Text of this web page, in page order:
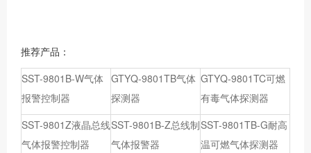
推荐产品：
SST-9801B-W气体
报警控制器
GTYQ-9801TB气体
探测器
GTYQ-9801TC可燃
有毒气体探测器
SST-9801Z液晶总线
气体报警控制器
SST-9801B-Z总线制
气体报警器
SST-9801TB-G耐高
温可燃气体探测器